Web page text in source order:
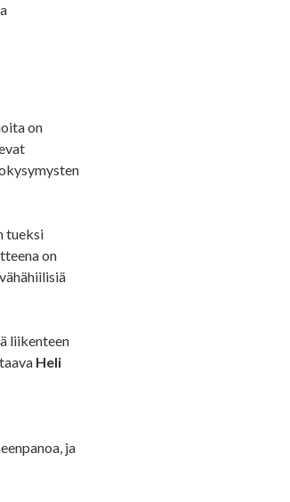
on
tueksi
on
liikenteen
Heli
ja